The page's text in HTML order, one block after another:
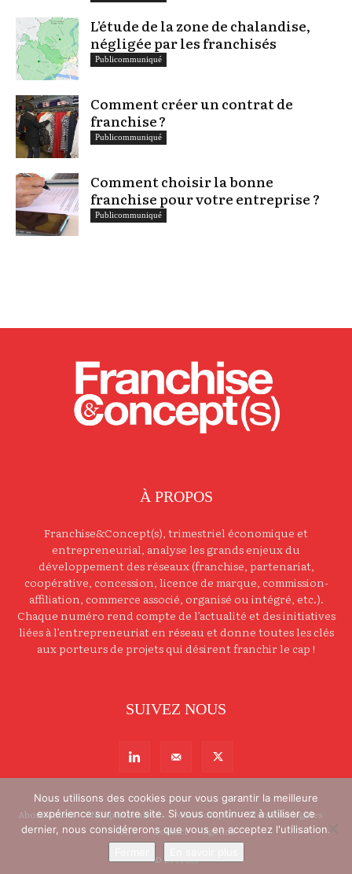
L’étude de la zone de chalandise,
négligée par les franchisés
Publicommuniqué
Comment créer un contrat de
franchise ?
Publicommuniqué
Comment choisir la bonne
franchise pour votre entreprise ?
Publicommuniqué
À PROPOS
Franchise&Concept(s), trimestriel économique et
entrepreneurial, analyse les grands enjeux du
développement des réseaux (franchise, partenariat,
coopérative, concession, licence de marque, commission-
affiliation, commerce associé, organisé ou intégré, etc.).
Chaque numéro rend compte de l’actualité et des initiatives
liées à l’entrepreneuriat en réseau et donne toutes les clés
aux porteurs de projets qui désirent franchir le cap !
SUIVEZ NOUS
Abonnement Nos partenaires Mon Compte
Mentions légales
CGV
Contact
Agenda
©LMedia
Nous utilisons des cookies pour vous garantir la meilleure
expérience sur notre site. Si vous continuez à utiliser ce
dernier, nous considérerons que vous en acceptez l'utilisation.